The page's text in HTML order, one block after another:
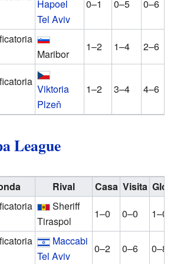
Hapoel
Tel Aviv
0–1 0–5 0–6
Maribor
1–2 1–4 2–6
Viktoria
Plzeň
1–2 3–4 4–6
League
Rival Casa Visita
Sheriff
Tiraspol
1–0 0–0
1–0
Maccabi
Tel Aviv
0–2 0–6 0–8